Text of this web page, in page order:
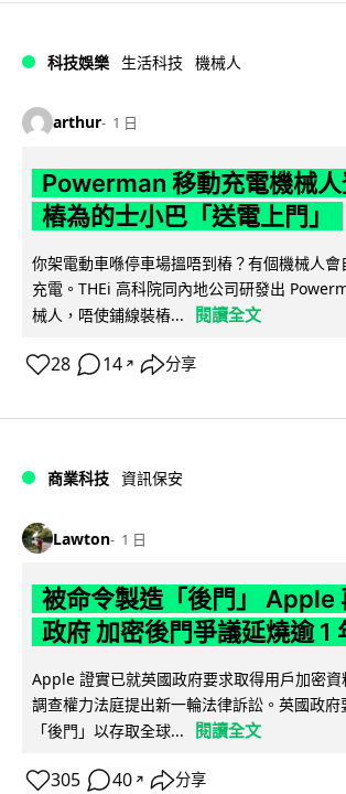
科技娛樂 生活科技 機械人
arthur 1 日
Powerman 移動充電機械
樁為的士小巴「送電上門」
你架電動車喺停車場搵唔到樁？有個機械人
充電。THEi 高科院同內地公司研發出
械人，唔使鋪線裝樁...
閱讀全文
28 14 ↗ 分享
商業科技 資訊保安
Lawton 1 日
被命令製造「後門」 Apple
政府 加密後門爭議延燒逾 1
Apple 證實已就英國政府要求取得用戶加密資
調查權力法庭提出新一輪法律訴訟。英國政
「後門」以存取全球...
閱讀全文
305 40 ↗ 分享